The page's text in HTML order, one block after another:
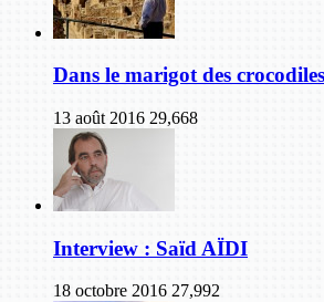
Dans le marigot des crocodiles
13 août 2016 29,668
Interview : Saïd AÏDI
18 octobre 2016 27,992